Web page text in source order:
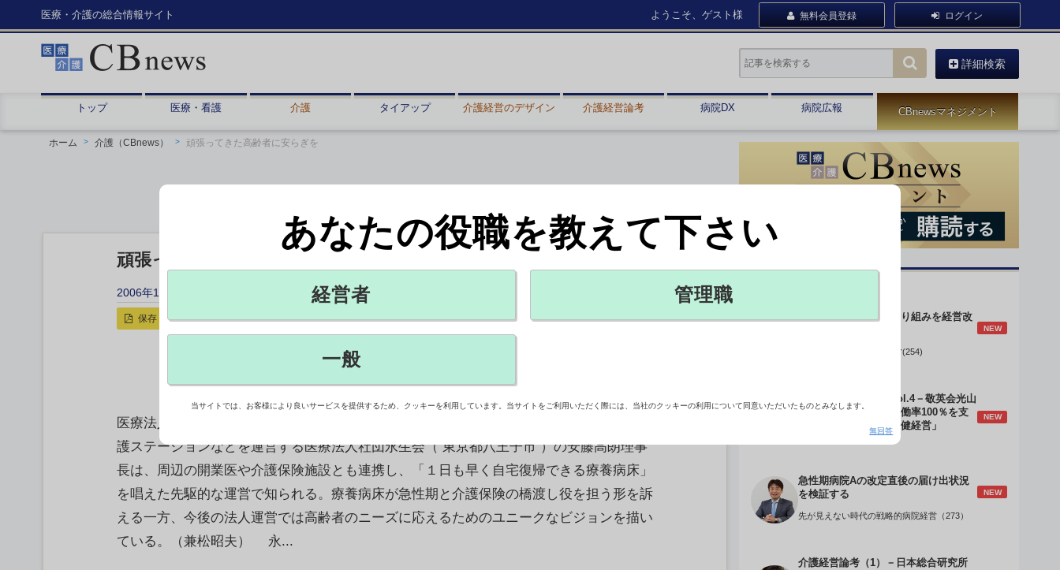
医療・介護の総合情報サイト ようこそ、ゲスト様 無料会員登録 ログイン
詳細検索
トップ 医療・看護 介護 タイアップ 介護経営のデザイン 介護経営論考 病院DX 病院広報 CBnewsマネジメント
ホーム 介護（CBnews） 頑張ってきた高齢者に安らぎを
頑張ってきた高齢者に安らぎを
2006年12月07日 11:16
保存 印刷用
医療法人社団永生会永生病院 理事長・安藤高朗氏 病院、診療所、老健施設、訪問看
護ステーションなどを運営する医療法人社団永生会（ 東京都八王子市 ）の安藤高朗理事
長は、周辺の開業医や介護保険施設とも連携し、「１日も早く自宅復帰できる療養病床」
を唱えた先駆的な運営で知られる。療養病床が急性期と介護保険の橋渡し役を担う形を訴
える一方、今後の法人運営では高齢者のニーズに応えるためのユニークなビジョンを描い
ている。（兼松昭夫） 永...
身体的拘束最小化の取り組みを経営改
NEW
データで読み解く病院経営(254)
介護経営のデザインVol.4－敬英会光山
誠理事長 「驚異の稼働率100％を支
える『顧客目線』の老健経営」
NEW
急性期病院Aの改定直後の届け出状況
を検証する
NEW
先が見えない時代の戦略的病院経営（273）
介護経営論考（1）－日本総合研究所
あなたの役職を教えて下さい
経営者 管理職
一般
当サイトでは、お客様により良いサービスを提供するため、クッキーを利用しています。当サイトをご利用いただく際には、当社のクッキーの利用について同意いただいたものとみなします。
無回答